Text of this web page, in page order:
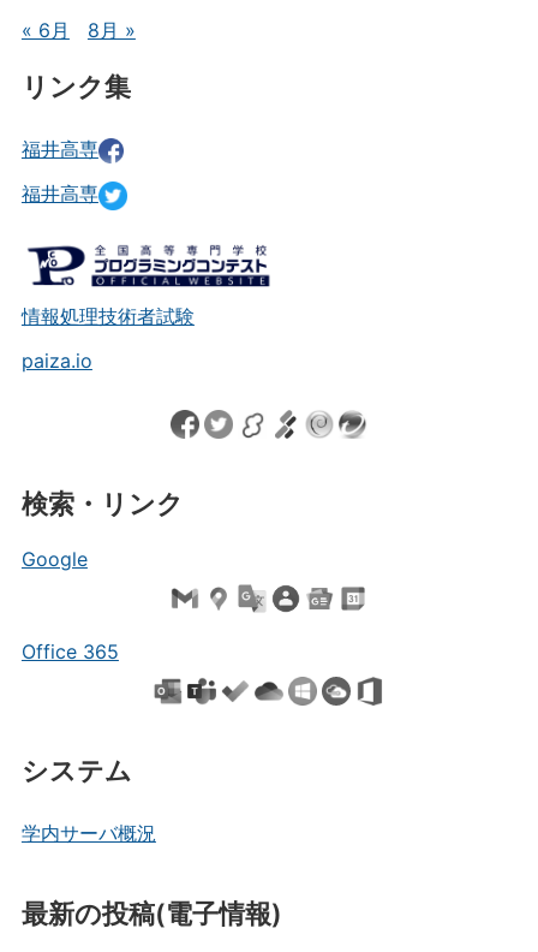
« 6月 8月 »
リンク集
福井高専
福井高専
情報処理技術者試験
paiza.io
検索・リンク
Google
Office 365
システム
学内サーバ概況
最新の投稿(電子情報)